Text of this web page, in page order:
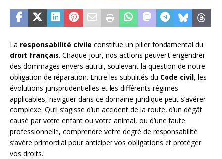
La responsabilité civile constitue un pilier fondamental du
droit français. Chaque jour, nos actions peuvent engendrer
des dommages envers autrui, soulevant la question de notre
obligation de réparation. Entre les subtilités du Code civil, les
évolutions jurisprudentielles et les différents régimes
applicables, naviguer dans ce domaine juridique peut s’avérer
complexe. Qu’il s’agisse d’un accident de la route, d’un dégât
causé par votre enfant ou votre animal, ou d’une faute
professionnelle, comprendre votre degré de responsabilité
s’avère primordial pour anticiper vos obligations et protéger
vos droits.